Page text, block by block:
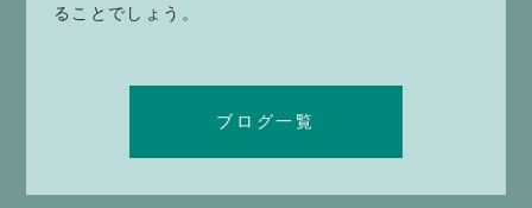
ることでしょう。
ブログ一覧